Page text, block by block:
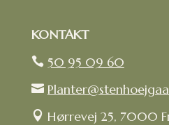
KONTAKT
 50 95 09 60

 Hørrevej 25, 7000